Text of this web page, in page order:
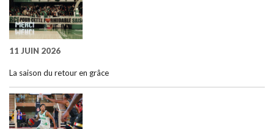
11 JUIN 2026
La saison du retour en grâce